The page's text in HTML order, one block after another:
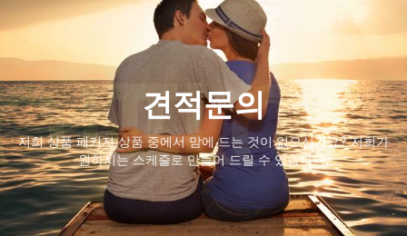
견적문의
저희 상품 패키지 상품 중에서 맘에 드는 것이 없으신가요? 저희가
원하시는 스케줄로 만들어 드릴 수 있습니다.